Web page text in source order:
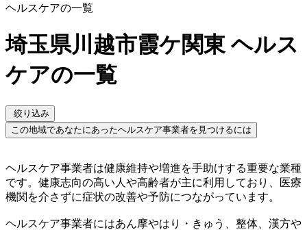
ヘルスケアの一覧
埼玉県川越市霞ケ関東 ヘルス
ケアの一覧
絞り込み
この地域であなたにあったヘルスケア事業者を見つけるには
ヘルスケア事業者は健康維持や増進を手助けする重要な業種
です。健康志向の高い人や高齢者が主に利用しており、医療
機関を介さずに症状の改善や予防につながっています。
ヘルスケア事業者にはあん摩やはり・きゅう、整体、漢方や